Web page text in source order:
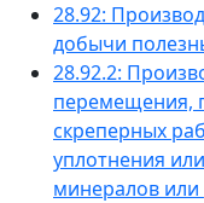
28.92:
добычи
28.92.2:
перемещения,
скреперных
уплотнения
минералов или